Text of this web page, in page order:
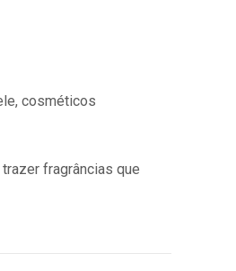
cosméticos
fragrâncias que